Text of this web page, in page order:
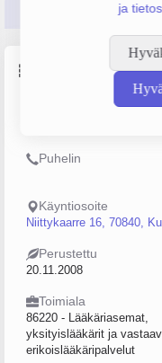
ja
Perustiedot
Puhelin
Käyntiosoite
Niittykaarre 16, 70840,
Perustettu
20.11.2008
Toimiala
86220 - Lääkäriasemat,
yksityislääkärit ja
erikoislääkäripalvelut